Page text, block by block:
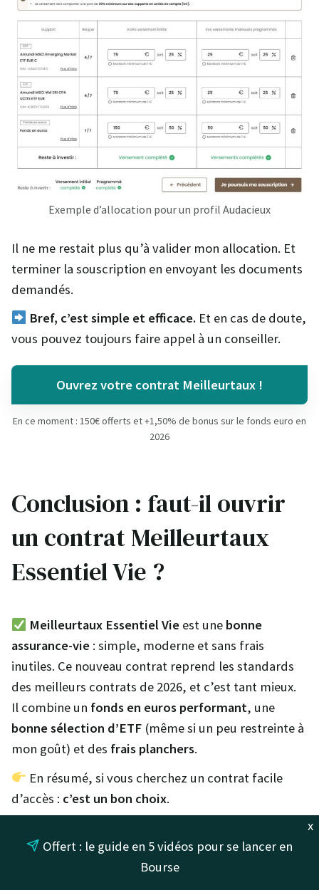
Exemple d’allocation pour un profil Audacieux
Il ne me restait plus qu’à valider mon allocation. Et
terminer la souscription en envoyant les documents
demandés.
Bref, c’est simple et efficace. Et en cas de doute,
vous pouvez toujours faire appel à un conseiller.
Ouvrez votre contrat Meilleurtaux !
En ce moment : 150€ offerts et +1,50% de bonus sur le fonds euro en
2026
Conclusion : faut-il ouvrir
un contrat Meilleurtaux
Essentiel Vie ?
Meilleurtaux Essentiel Vie est une bonne
assurance-vie : simple, moderne et sans frais
inutiles. Ce nouveau contrat reprend les standards
des meilleurs contrats de 2026, et c’est tant mieux.
Il combine un fonds en euros performant, une
bonne sélection d’ETF (même si un peu restreinte à
mon goût) et des frais planchers.
En résumé, si vous cherchez un contrat facile
d’accès : c’est un bon choix.
Une assurance vie pour quel profil
x
Offert : le guide en 5 vidéos pour se lancer en
Bourse